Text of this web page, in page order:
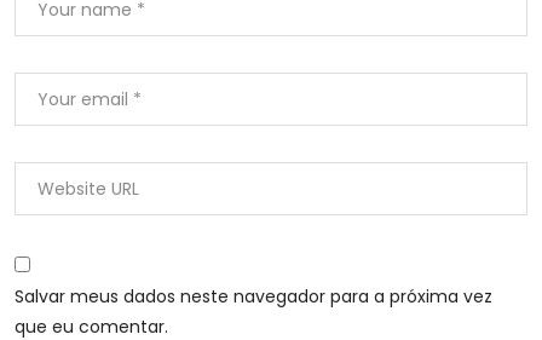
Salvar meus dados neste navegador para a próxima vez
que eu comentar.